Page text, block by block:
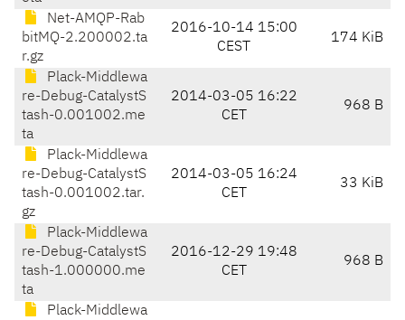
Net-AMQP-Rab
bitMQ-2.200002.ta
r.gz
2016-10-14 15:00
CEST
174 KiB
Plack-Middlewa
re-Debug-CatalystS
tash-0.001002.me
ta
2014-03-05 16:22
CET
968 B
Plack-Middlewa
re-Debug-CatalystS
tash-0.001002.tar.
gz
2014-03-05 16:24
CET
33 KiB
Plack-Middlewa
re-Debug-CatalystS
tash-1.000000.me
ta
2016-12-29 19:48
CET
968 B
Plack-Middlewa